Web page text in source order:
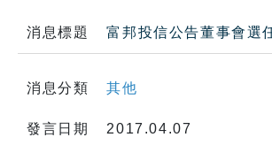
消息標題 富邦投信公告董事會選
消息分類 其他
發言日期 2017.04.07